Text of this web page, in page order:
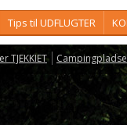
Tips til UDFLUGTER
TJEKKIET